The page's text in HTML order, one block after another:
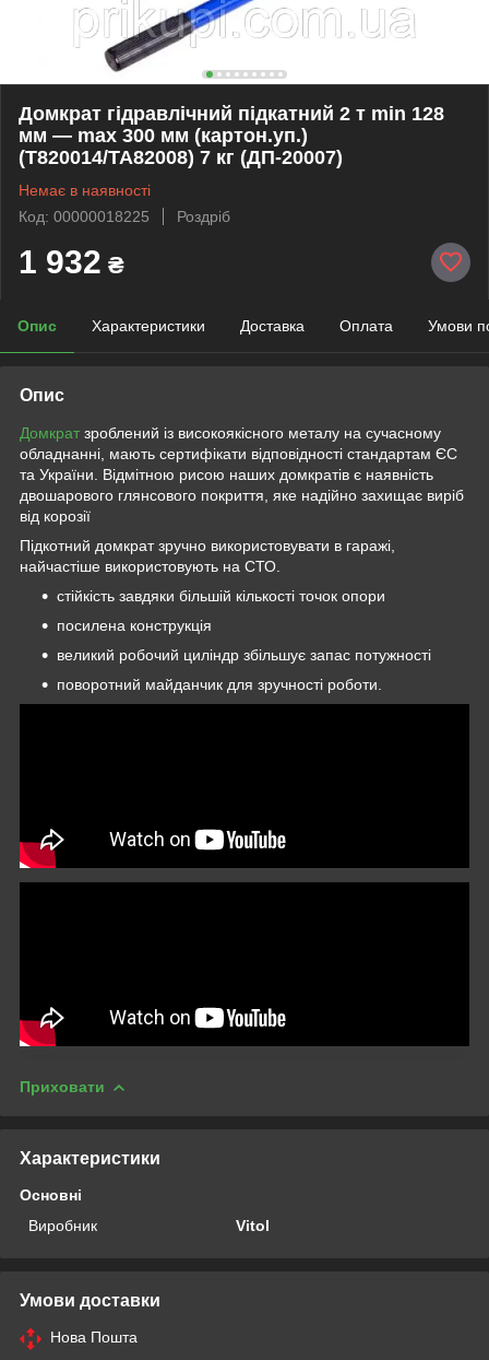
Домкрат гідравлічний підкатний 2 т min 128
мм — max 300 мм (картон.уп.)
(T820014/TA82008) 7 кг (ДП-20007)
Немає в наявності
Код: 00000018225
Роздріб
1 932 ₴
Опис Характеристики Доставка Оплата Умови
Опис
Домкрат зроблений із високоякісного металу на сучасному
обладнанні, мають сертифікати відповідності стандартам ЄС
та України. Відмітною рисою наших домкратів є наявність
двошарового глянсового покриття, яке надійно захищає виріб
від корозії
Підкотний домкрат зручно використовувати в гаражі,
найчастіше використовують на СТО.
стійкість завдяки більшій кількості точок опори
посилена конструкція
великий робочий циліндр збільшує запас потужності
поворотний майданчик для зручності роботи.
Приховати
Характеристики
Основні
Виробник
Vitol
Умови доставки
Нова Пошта